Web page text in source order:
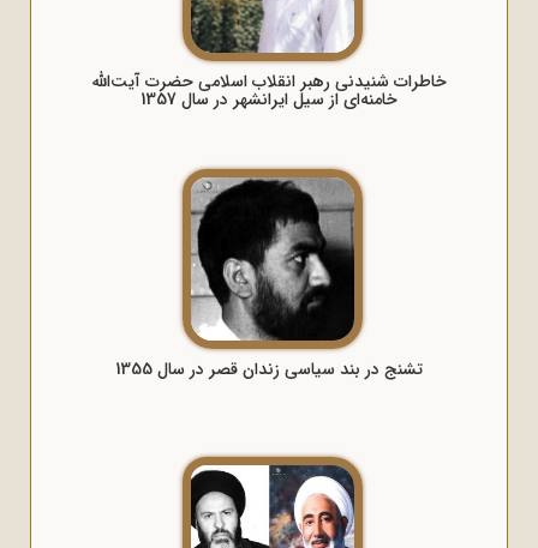
خاطرات شنیدنی رهبر انقلاب اسلامی حضرت آیت‌الله
خامنه‌ای از سیل ایرانشهر در سال 1357
تشنج در بند سیاسی زندان قصر در سال 1355